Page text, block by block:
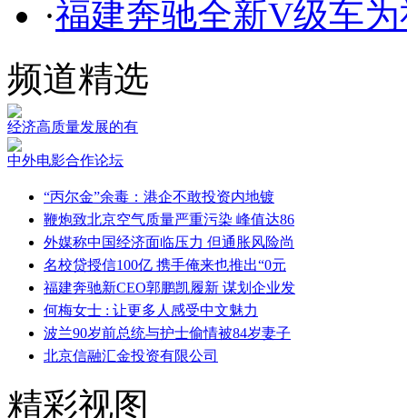
·福建奔驰全新V级车
频道精选
经济高质量发展的有
中外电影合作论坛
“丙尔金”余毒：港企不敢投资内地镀
鞭炮致北京空气质量严重污染 峰值达86
外媒称中国经济面临压力 但通胀风险尚
名校贷授信100亿 携手俺来也推出“0元
福建奔驰新CEO郭鹏凯履新 谋划企业发
何梅女士 : 让更多人感受中文魅力
波兰90岁前总统与护士偷情被84岁妻子
北京信融汇金投资有限公司
精彩视图